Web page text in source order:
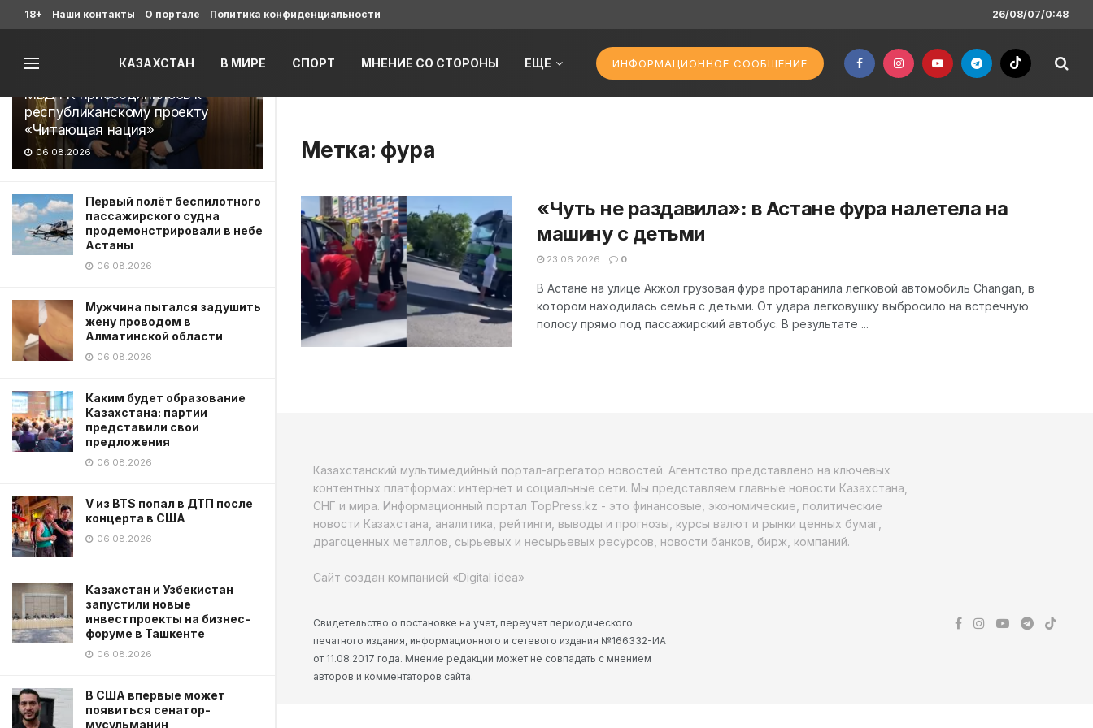
Последние
МВД РК присоединилось к
республиканскому проекту
«Читающая нация»
06.08.2026
Первый полёт беспилотного
пассажирского судна
продемонстрировали в небе
Астаны
06.08.2026
Мужчина пытался задушить
жену проводом в
Алматинской области
06.08.2026
Каким будет образование
Казахстана: партии
представили свои
предложения
06.08.2026
V из BTS попал в ДТП после
концерта в США
06.08.2026
Казахстан и Узбекистан
запустили новые
инвестпроекты на бизнес-
форуме в Ташкенте
06.08.2026
В США впервые может
появиться сенатор-
мусульманин
18+ Наши контакты О портале Политика конфиденциальности 26/08/07/0:48
КАЗАХСТАН В МИРЕ СПОРТ МНЕНИЕ СО СТОРОНЫ ЕЩЕ ИНФОРМАЦИОННОЕ СООБЩЕНИЕ
Метка: фура
«Чуть не раздавила»: в Астане фура налетела на
машину с детьми
23.06.2026 0
В Астане на улице Акжол грузовая фура протаранила легковой автомобиль Changan, в
котором находилась семья с детьми. От удара легковушку выбросило на встречную
полосу прямо под пассажирский автобус. В результате ...
Казахстанский мультимедийный портал-агрегатор новостей. Агентство представлено на ключевых
контентных платформах: интернет и социальные сети. Мы представляем главные новости Казахстана,
СНГ и мира. Информационный портал TopPress.kz - это финансовые, экономические, политические
новости Казахстана, аналитика, рейтинги, выводы и прогнозы, курсы валют и рынки ценных бумаг,
драгоценных металлов, сырьевых и несырьевых ресурсов, новости банков, бирж, компаний.
Сайт создан компанией «Digital idea»
Свидетельство о постановке на учет, переучет периодического
печатного издания, информационного и сетевого издания №166332-ИА
от 11.08.2017 года. Мнение редакции может не совпадать с мнением
авторов и комментаторов сайта.